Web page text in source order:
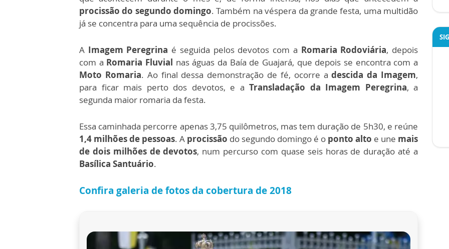
procissão do segundo domingo. Também na véspera da grande festa, uma multidão
já se concentra para uma sequência de procissões.
A Imagem Peregrina é seguida pelos devotos com a Romaria Rodoviária, depois
com a Romaria Fluvial nas águas da Baía de Guajará, que depois se encontra com a
Moto Romaria. Ao final dessa demonstração de fé, ocorre adescida da Imagem,
para ficar mais perto dos devotos, e a Transladação da Imagem Peregrina, a
segunda maior romaria da festa.
Essa caminhada percorre apenas 3,75 quilômetros, mas tem duração de 5h30, e reúne
1,4 milhões de pessoas. A procissão do segundo domingo é o ponto alto e une mais
de dois milhões de devotos, num percurso com quase seis horas de duração até a
Basílica Santuário.
Confira galeria de fotos da cobertura de 2018